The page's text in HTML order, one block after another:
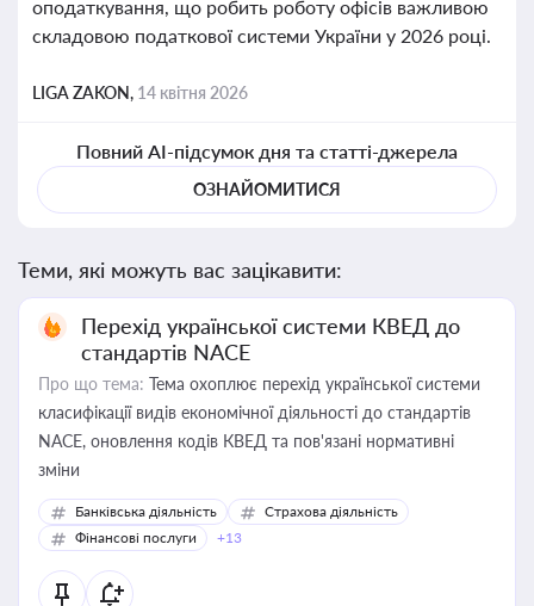
оподаткування, що робить роботу офісів важливою
складовою податкової системи України у 2026 році.
LIGA ZAKON, 14 квітня 2026
Повний AI-підсумок дня та статті-джерела
ОЗНАЙОМИТИСЯ
Теми, які можуть вас зацікавити:
Перехід української системи КВЕД до
стандартів NACE
Про що тема: Тема охоплює перехід української системи
класифікації видів економічної діяльності до стандартів
NACE, оновлення кодів КВЕД та пов'язані нормативні
зміни
Банківська діяльність
Страхова діяльність
Фінансові послуги
+13